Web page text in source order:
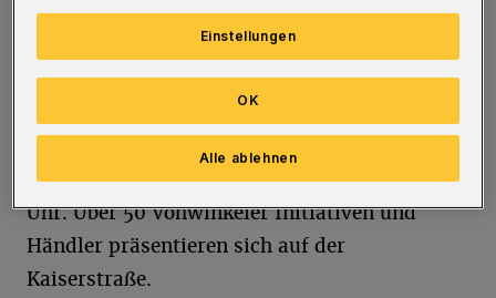
Nachbarschaftsfest auf dem Lienhardplatz.
Einen Samstag mit vielen interessanten
Informationen verspricht Michael Spitzer
Kaiserstraße vorbeischauen. Los geht es um 10
Uhr. Über 50 Vohwinkeler Initiativen und
Händler präsentieren sich auf der
Kaiserstraße.
Einstellungen
Alle ablehnen
OK